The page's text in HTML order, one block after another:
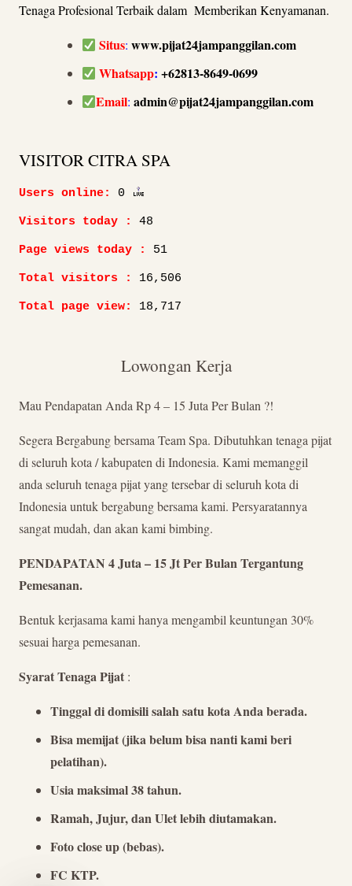
Tenaga Profesional Terbaik dalam Memberikan Kenyamanan.
Situs:www.pijat24jampanggilan.com
Whatsapp:+62813-8649-0699
Email: admin@pijat24jampanggilan.com
VISITOR CITRA SPA
Users online: 0
Visitors today : 48
Page views today : 51
Total visitors : 16,506
Total page view: 18,717
Lowongan Kerja
Mau Pendapatan Anda Rp 4 – 15 Juta Per Bulan ?!
Segera Bergabung bersama Team Spa. Dibutuhkan tenaga pijat
di seluruh kota / kabupaten di Indonesia. Kami memanggil
anda seluruh tenaga pijat yang tersebar di seluruh kota di
Indonesia untuk bergabung bersama kami. Persyaratannya
sangat mudah, dan akan kami bimbing.
PENDAPATAN 4 Juta – 15 Jt Per Bulan Tergantung
Pemesanan.
Bentuk kerjasama kami hanya mengambil keuntungan 30%
sesuai harga pemesanan.
Syarat Tenaga Pijat :
Tinggal di domisili salah satu kota Anda berada.
Bisa memijat (jika belum bisa nanti kami beri
pelatihan).
Usia maksimal 38 tahun.
Ramah, Jujur, dan Ulet lebih diutamakan.
Foto close up (bebas).
FC KTP.